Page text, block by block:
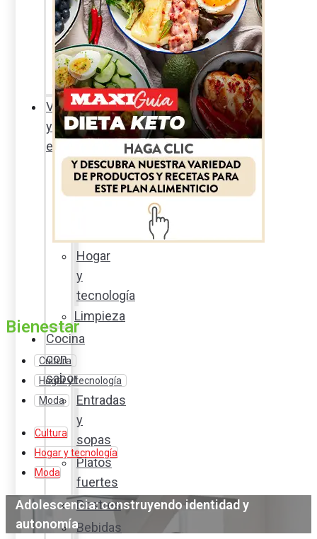
Sexualidad
responsable
En
la
percha
Vida
y
estilo
Productos
nuevos
Hogar
y
tecnología
Limpieza
Cocina
con
sabor
Entradas
y
sopas
Platos
fuertes
Postres
Bebidas
Bienestar
Cultura
Hogar y tecnología
Moda
Cultura
Hogar y tecnología
Moda
Adolescencia: construyendo identidad y
autonomía